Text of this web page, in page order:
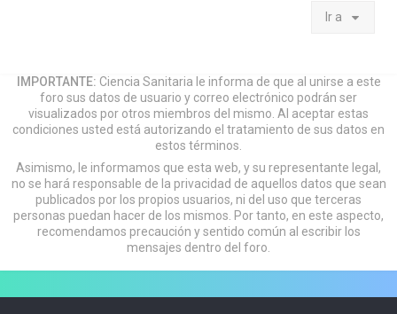
Ir a
IMPORTANTE: Ciencia Sanitaria le informa de que al unirse a este
foro sus datos de usuario y correo electrónico podrán ser
visualizados por otros miembros del mismo. Al aceptar estas
condiciones usted está autorizando el tratamiento de sus datos en
estos términos.
Asimismo, le informamos que esta web, y su representante legal,
no se hará responsable de la privacidad de aquellos datos que sean
publicados por los propios usuarios, ni del uso que terceras
personas puedan hacer de los mismos. Por tanto, en este aspecto,
recomendamos precaución y sentido común al escribir los
mensajes dentro del foro.